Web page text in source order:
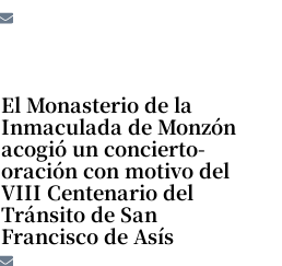
El Monasterio de la
Inmaculada de Monzón
acogió un concierto-
oración con motivo del
VIII Centenario del
Tránsito de San
Francisco de Asís